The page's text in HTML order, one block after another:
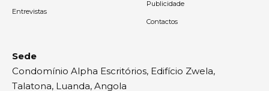
Entrevistas
Publicidade
Contactos
Sede
Condomínio Alpha Escritórios, Edifício Zwela,
Talatona, Luanda, Angola